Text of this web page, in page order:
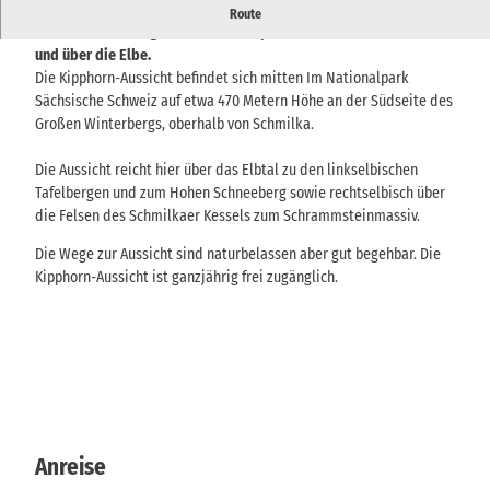
Route
Die Kipphorn-Aussicht liegt hoch über dem Elbtal nahe dem
und über die Elbe.
Die Kipphorn-Aussicht befindet sich mitten Im Nationalpark
Sächsische Schweiz auf etwa 470 Metern Höhe an der Südseite des
Großen Winterbergs, oberhalb von Schmilka.
Die Aussicht reicht hier über das Elbtal zu den linkselbischen
Tafelbergen und zum Hohen Schneeberg sowie rechtselbisch über
die Felsen des Schmilkaer Kessels zum Schrammsteinmassiv.
Die Wege zur Aussicht sind naturbelassen aber gut begehbar. Die
Kipphorn-Aussicht ist ganzjährig frei zugänglich.
Anreise